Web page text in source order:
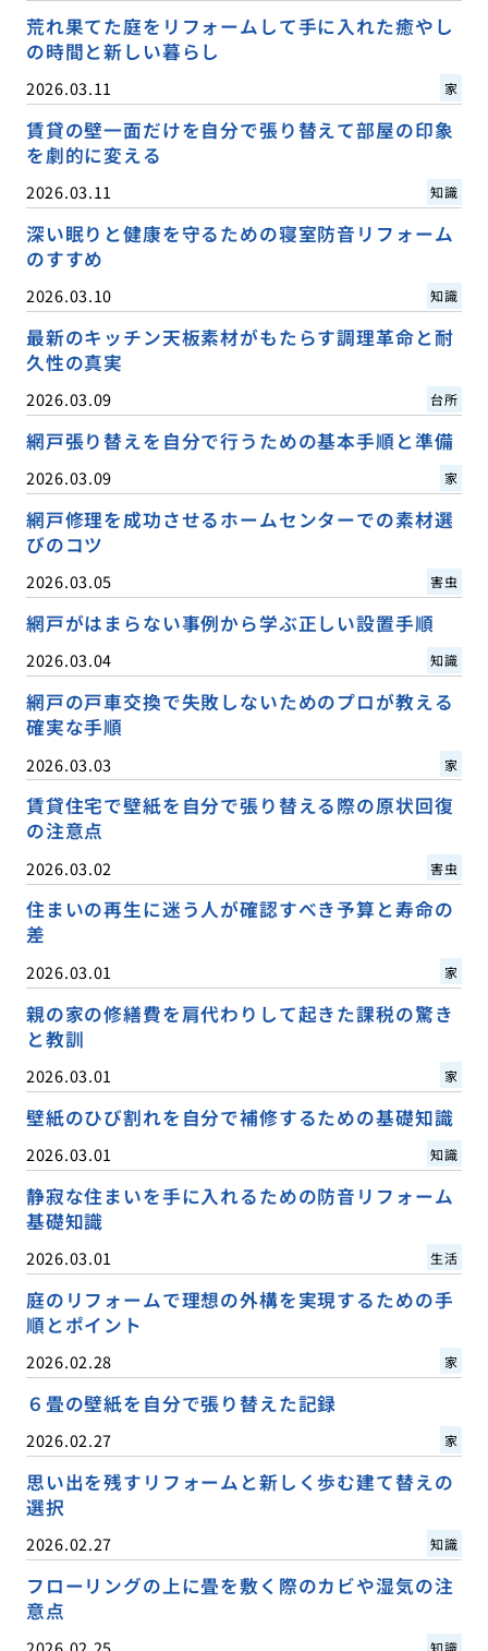
荒れ果てた庭をリフォームして手に入れた癒やし
の時間と新しい暮らし
2026.03.11 家
賃貸の壁一面だけを自分で張り替えて部屋の印象
を劇的に変える
2026.03.11 知識
深い眠りと健康を守るための寝室防音リフォーム
のすすめ
2026.03.10 知識
最新のキッチン天板素材がもたらす調理革命と耐
久性の真実
2026.03.09 台所
網戸張り替えを自分で行うための基本手順と準備
2026.03.09 家
網戸修理を成功させるホームセンターでの素材選
びのコツ
2026.03.05 害虫
網戸がはまらない事例から学ぶ正しい設置手順
2026.03.04 知識
網戸の戸車交換で失敗しないためのプロが教える
確実な手順
2026.03.03 家
賃貸住宅で壁紙を自分で張り替える際の原状回復
の注意点
2026.03.02 害虫
住まいの再生に迷う人が確認すべき予算と寿命の
差
2026.03.01 家
親の家の修繕費を肩代わりして起きた課税の驚き
と教訓
2026.03.01 家
壁紙のひび割れを自分で補修するための基礎知識
2026.03.01 知識
静寂な住まいを手に入れるための防音リフォーム
基礎知識
2026.03.01 生活
庭のリフォームで理想の外構を実現するための手
順とポイント
2026.02.28 家
６畳の壁紙を自分で張り替えた記録
2026.02.27 家
思い出を残すリフォームと新しく歩む建て替えの
選択
2026.02.27 知識
フローリングの上に畳を敷く際のカビや湿気の注
意点
知識